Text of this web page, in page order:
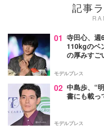
記事
01 寺田心、
110kgのベ
の厚みすご
モデルプレス
02 中島歩、“
書にも載っ
モデルプレス